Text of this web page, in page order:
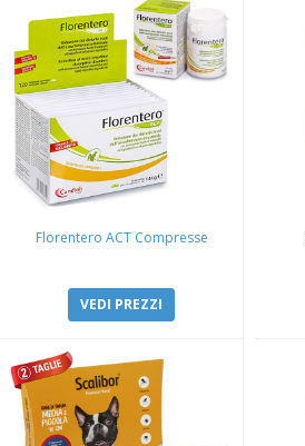
Florentero ACT Compresse
VEDI PREZZI